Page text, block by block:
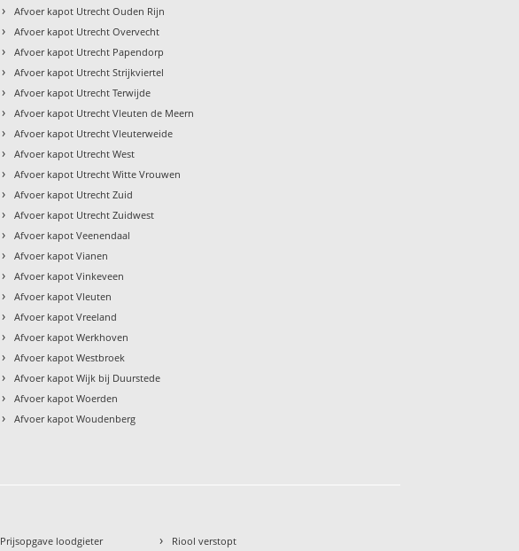
› Afvoer kapot Utrecht Ouden Rijn
› Afvoer kapot Utrecht Overvecht
› Afvoer kapot Utrecht Papendorp
› Afvoer kapot Utrecht Strijkviertel
› Afvoer kapot Utrecht Terwijde
› Afvoer kapot Utrecht Vleuten de Meern
› Afvoer kapot Utrecht Vleuterweide
› Afvoer kapot Utrecht West
› Afvoer kapot Utrecht Witte Vrouwen
› Afvoer kapot Utrecht Zuid
› Afvoer kapot Utrecht Zuidwest
› Afvoer kapot Veenendaal
› Afvoer kapot Vianen
› Afvoer kapot Vinkeveen
› Afvoer kapot Vleuten
› Afvoer kapot Vreeland
› Afvoer kapot Werkhoven
› Afvoer kapot Westbroek
› Afvoer kapot Wijk bij Duurstede
› Afvoer kapot Woerden
› Afvoer kapot Woudenberg
Prijsopgave loodgieter › Riool verstopt